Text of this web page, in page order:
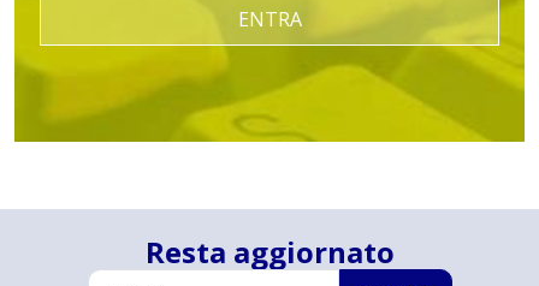
ENTRA
Resta aggiornato